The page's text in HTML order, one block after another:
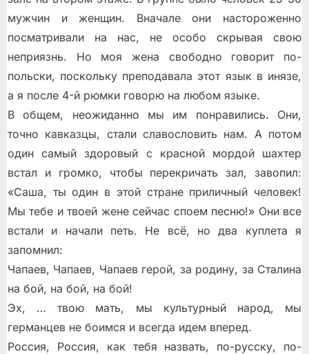
мужчин и женщин. Вначале они настороженно
посматривали на нас, не особо скрывая свою
неприязнь. Но моя жена свободно говорит по-
польски, поскольку преподавала этот язык в инязе,
а я после 4-й рюмки говорю на любом языке.
В общем, неожиданно мы им понравились. Они,
точно кавказцы, стали славословить нам. А потом
один самый здоровый с красной мордой шахтер
встал и громко, чтобы перекричать зал, завопил:
«Саша, ты один в этой стране приличный человек!
Мы тебе и твоей жене сейчас споем песню!» Они все
встали и начали петь. Не всё, но два куплета я
запомнил:
Чапаев, Чапаев, Чапаев герой, за родину, за Сталина
на бой, на бой, на бой!
Эх, … твою мать, мы культурный народ, мы
германцев не боимся и всегда идем вперед.
Россия, Россия, как тебя назвать, по-русску, по-